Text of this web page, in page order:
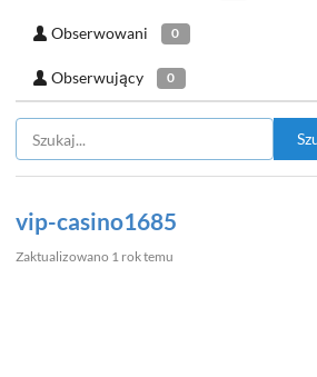
Obserwowani 0
Obserwujący 0
vip-casino1685
Zaktualizowano 1 rok temu